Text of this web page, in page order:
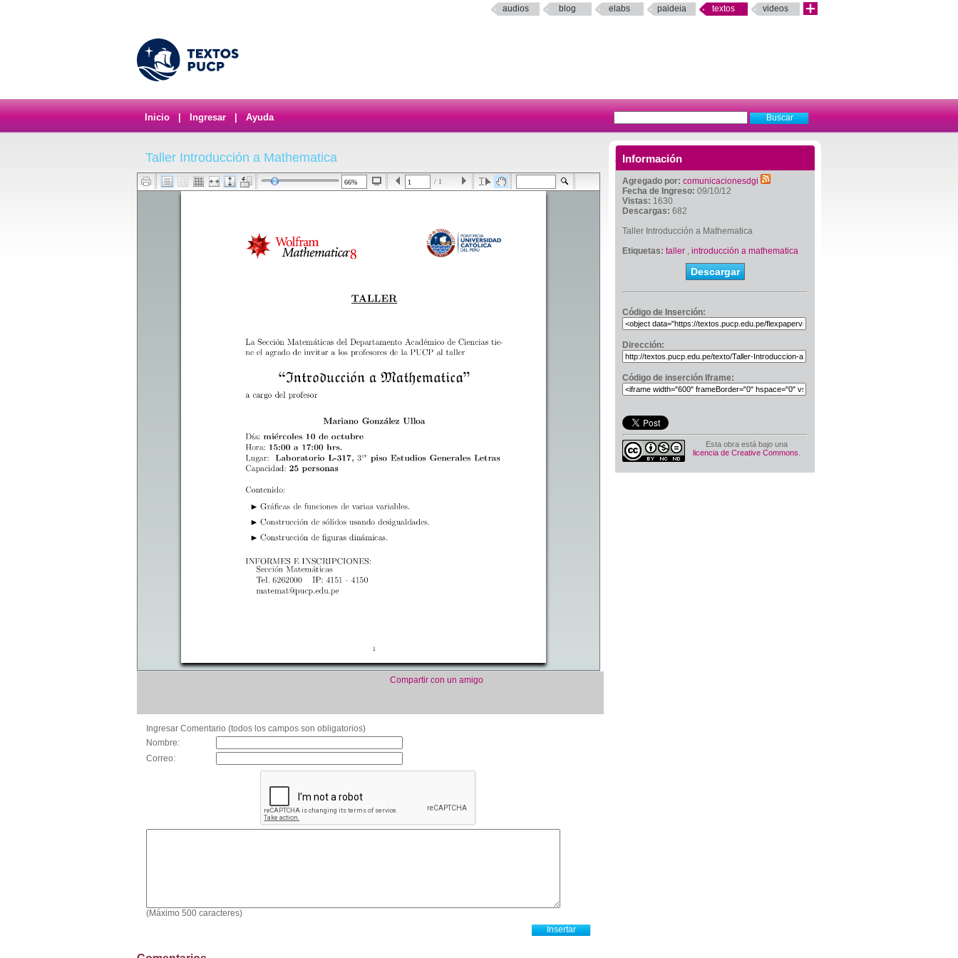
audios blog elabs paideia textos videos
Inicio Ingresar Ayuda
Información
Agregado por: comunicacionesdgi
Fecha de Ingreso: 09/10/12
Vistas: 1630
Descargas: 682
Taller Introducción a Mathematica
Etiquetas: taller , introducción a mathematica
Descargar
Código de Inserción:
Dirección:
Código de inserción Iframe:
Esta obra está bajo una
licencia de Creative Commons
Taller Introducción a Mathematica
/ 1
Compartir con un amigo
Ingresar Comentario (todos los campos son obligatorios)
Nombre:
Correo:
(Máximo 500 caracteres)